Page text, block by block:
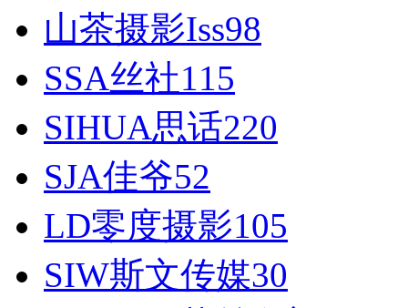
山茶摄影Iss98
SSA丝社115
SIHUA思话220
SJA佳爷52
LD零度摄影105
SIW斯文传媒30